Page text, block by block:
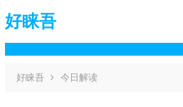
好睐吾
好睐吾 今日解读